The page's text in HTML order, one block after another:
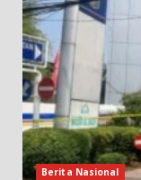
Berita Nasional